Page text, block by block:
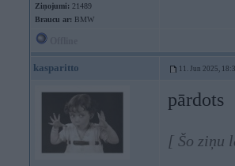
Ziņojumi: 21489
Braucu ar: BMW
kasparitto 11. Jun 2025,
pārdots
[ Šo ziņu